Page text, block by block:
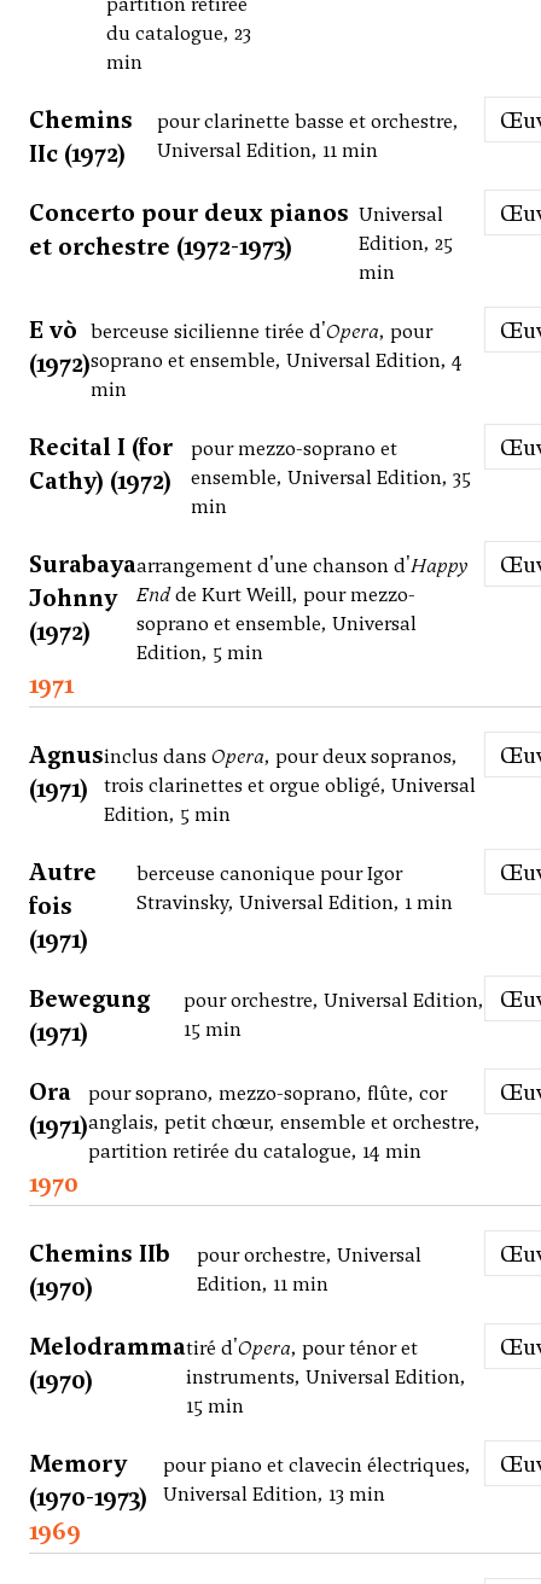
du catalogue, 23
min
Chemins
IIc (1972)
pour clarinette basse et orchestre,
Universal Edition, 11 min
Concerto pour deux pianos
et orchestre (1972-1973)
Universal
Edition, 25
min
E vò
(1972)
berceuse sicilienne tirée d'Opera, pour
soprano et ensemble, Universal Edition, 4
min
Recital I (for
Cathy) (1972)
pour mezzo-soprano et
ensemble, Universal Edition, 35
min
Surabaya
Johnny
(1972)
arrangement d'une chanson d'Happy
Endde Kurt Weill, pour mezzo-
soprano et ensemble, Universal
Edition, 5 min
1971
Agnus
(1971)
inclus dans Opera, pour deux sopranos,
trois clarinettes et orgue obligé, Universal
Edition, 5 min
Autre
fois
(1971)
berceuse canonique pour Igor
Stravinsky, Universal Edition, 1 min
Bewegung
(1971)
pour orchestre, Universal Edition,
15 min
Ora
(1971)
pour soprano, mezzo-soprano, flûte, cor
anglais, petit chœur, ensemble et orchestre,
partition retirée du catalogue, 14 min
1970
Chemins IIb
(1970)
pour orchestre, Universal
Edition, 11 min
Melodramma
(1970)
tiré d'Opera, pour ténor et
instruments, Universal Edition,
15 min
Memory
(1970-1973)
pour piano et clavecin électriques,
Universal Edition, 13 min
1969